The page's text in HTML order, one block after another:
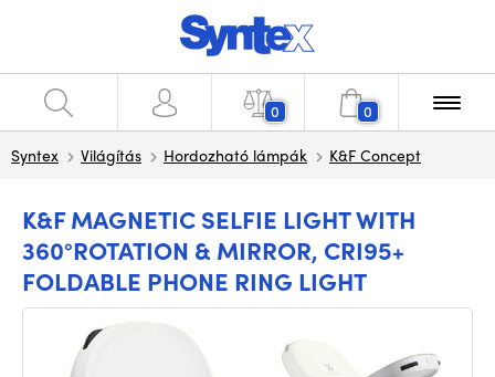
0 0
Syntex Világítás Hordozható lámpák K&F Concept
K&F MAGNETIC SELFIE LIGHT WITH
360°ROTATION & MIRROR, CRI95+
FOLDABLE PHONE RING LIGHT